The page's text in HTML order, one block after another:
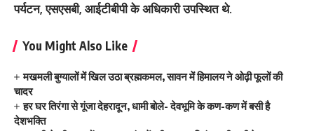
पर्यटन, एसएसबी, आईटीबीपी के अधिकारी उपस्थित थे.
You Might Also Like
मखमली बुग्यालों में खिल उठा ब्रह्मकमल, सावन में हिमालय ने ओढ़ी फूलों की
चादर
हर घर तिरंगा से गूंजा देहरादून, धामी बोले- देवभूमि के कण-कण में बसी है
देशभक्ति